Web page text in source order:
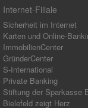
Internet-Filiale
Sicherheit im Internet
Karten und Online-
ImmobilienCenter
GründerCenter
S-International
Private Banking
Stiftung der Sparkasse
Bielefeld zeigt Herz